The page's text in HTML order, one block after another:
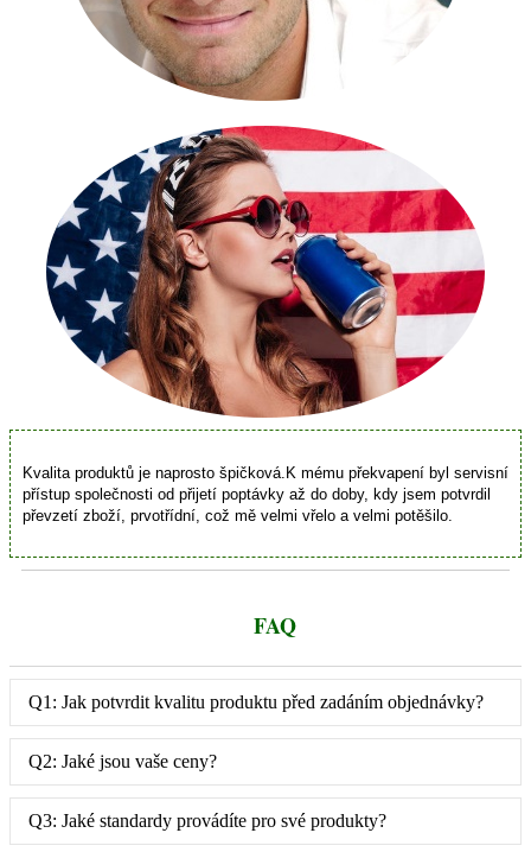
Kvalita produktů je naprosto špičková.K mému překvapení byl servisní
převzetí zboží, prvotřídní, což mě velmi vřelo a velmi potěšilo.
FAQ
Q2: Jaké jsou vaše ceny?
Q3: Jaké standardy provádíte pro své produkty?
Q4.Jaká je dodací lhůta?